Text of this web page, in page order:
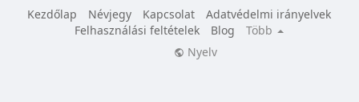
Kezdőlap
Névjegy Kapcsolat
Adatvédelmi irányelvek
Felhasználási feltételek
Blog
Több
Nyelv